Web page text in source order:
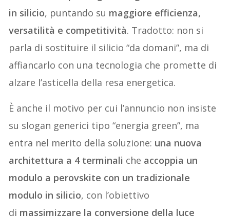
in silicio, puntando su maggiore efficienza,
versatilità e competitività. Tradotto: non si
parla di sostituire il silicio “da domani”, ma di
affiancarlo con una tecnologia che promette di
alzare l’asticella della resa energetica.
È anche il motivo per cui l’annuncio non insiste
su slogan generici tipo “energia green”, ma
entra nel merito della soluzione: una nuova
architettura a 4 terminali che accoppia un
modulo a perovskite con un tradizionale
modulo in silicio, con l’obiettivo
di massimizzare la conversione della luce